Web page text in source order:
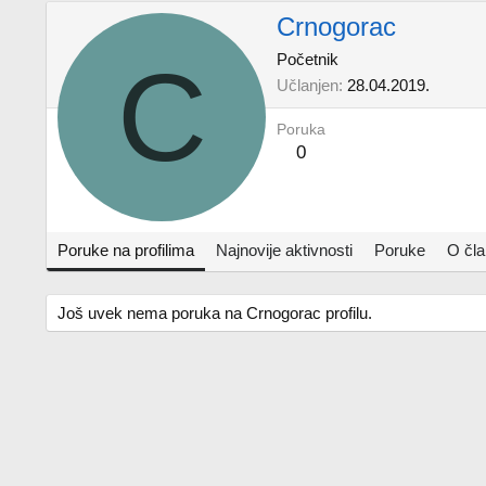
C
Crnogorac
Početnik
Učlanjen 28.04.2019.
Poruka
0
Poruke na profilima Najnovije aktivnosti Poruke O
Još uvek nema poruka na Crnogorac profilu.